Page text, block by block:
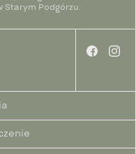
Starym Podgórzu.